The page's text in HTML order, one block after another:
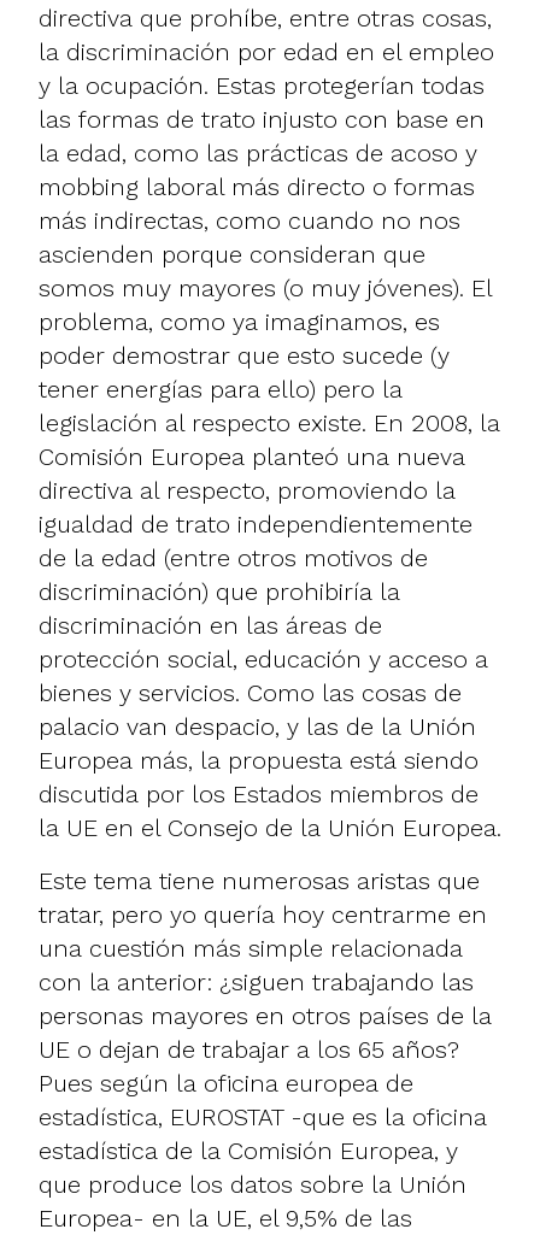
directiva que prohíbe, entre otras cosas,
la discriminación por edad en el empleo
y la ocupación. Estas protegerían todas
las formas de trato injusto con base en
la edad, como las prácticas de acoso y
mobbing laboral más directo o formas
más indirectas, como cuando no nos
ascienden porque consideran que
somos muy mayores (o muy jóvenes). El
problema, como ya imaginamos, es
poder demostrar que esto sucede (y
tener energías para ello) pero la
legislación al respecto existe. En 2008, la
Comisión Europea planteó una nueva
directiva al respecto, promoviendo la
igualdad de trato independientemente
de la edad (entre otros motivos de
discriminación) que prohibiría la
discriminación en las áreas de
protección social, educación y acceso a
bienes y servicios. Como las cosas de
palacio van despacio, y las de la Unión
Europea más, la propuesta está siendo
discutida por los Estados miembros de
la UE en el Consejo de la Unión Europea.
Este tema tiene numerosas aristas que
tratar, pero yo quería hoy centrarme en
una cuestión más simple relacionada
con la anterior: ¿siguen trabajando las
personas mayores en otros países de la
UE o dejan de trabajar a los 65 años?
Pues según la oficina europea de
estadística, EUROSTAT -que es la oficina
estadística de la Comisión Europea, y
que produce los datos sobre la Unión
Europea- en la UE, el 9,5% de las